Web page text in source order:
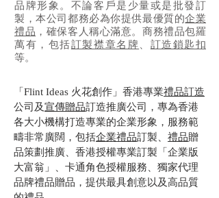
品牌形象。不論客戶是少量或是批發訂
製，本公司都務必為你提供最優質的企業
禮品 ，確保客人稱心滿意。商務禮品包羅
萬有，包括訂製襟章名牌
訂造鎖匙扣
等。
「Flint Ideas 火花創作」香港專業禮品訂造
公司及宣傳贈品訂造推廣公司，專為香港
各大小機構打造專業的企業形象，服務範
疇非常廣闊，包括企業禮品訂製、 禮品贈
品策劃推廣、香港授權專業訂製「企業版
大富翁」、卡通角色授權服務、獨家代理
品牌禮品贈品，提供最具創意以及高品質